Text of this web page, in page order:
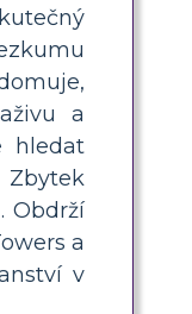
a
hledat
Obdrží
a
v